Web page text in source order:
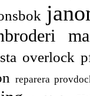
overlock
reparera